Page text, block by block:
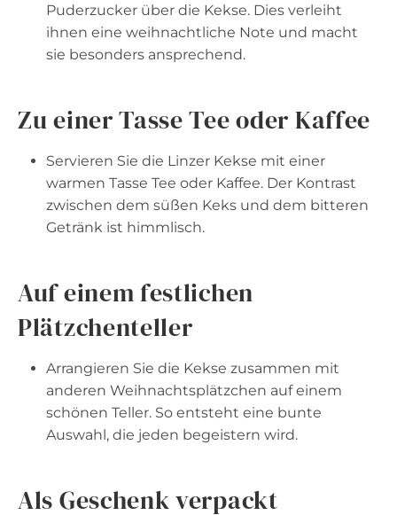
Puderzucker über die Kekse. Dies verleiht
ihnen eine weihnachtliche Note und macht
sie besonders ansprechend.
Zu einer Tasse Tee oder Kaffee
Servieren Sie die Linzer Kekse mit einer
warmen Tasse Tee oder Kaffee. Der Kontrast
zwischen dem süßen Keks und dem bitteren
Getränk ist himmlisch.
Auf einem festlichen
Plätzchenteller
Arrangieren Sie die Kekse zusammen mit
anderen Weihnachtsplätzchen auf einem
schönen Teller. So entsteht eine bunte
Auswahl, die jeden begeistern wird.
Als Geschenk verpackt